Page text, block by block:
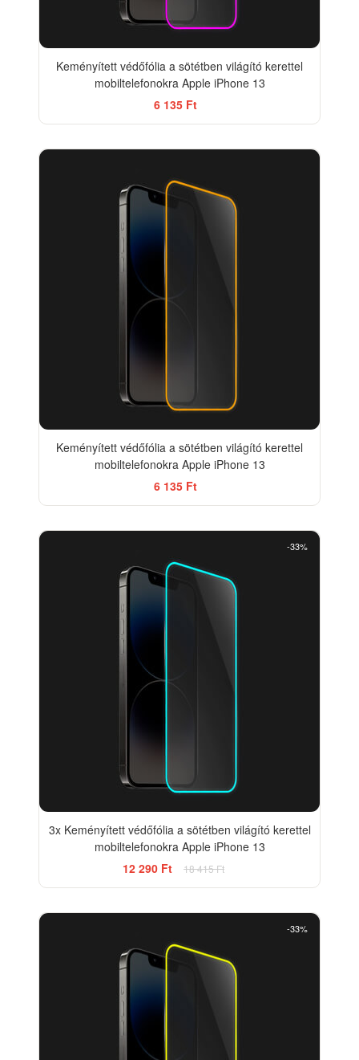
Keményített védőfólia a sötétben világító kerettel
mobiltelefonokra Apple iPhone 13
6 135 Ft
Keményített védőfólia a sötétben világító kerettel
mobiltelefonokra Apple iPhone 13
6 135 Ft
-33%
3x Keményített védőfólia a sötétben világító kerettel
mobiltelefonokra Apple iPhone 13
12 290 Ft
18 415 Ft
-33%